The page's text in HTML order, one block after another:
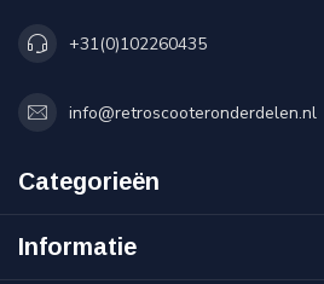
+31(0)102260435
info@retroscooteronderdelen.nl
Categorieën
Informatie